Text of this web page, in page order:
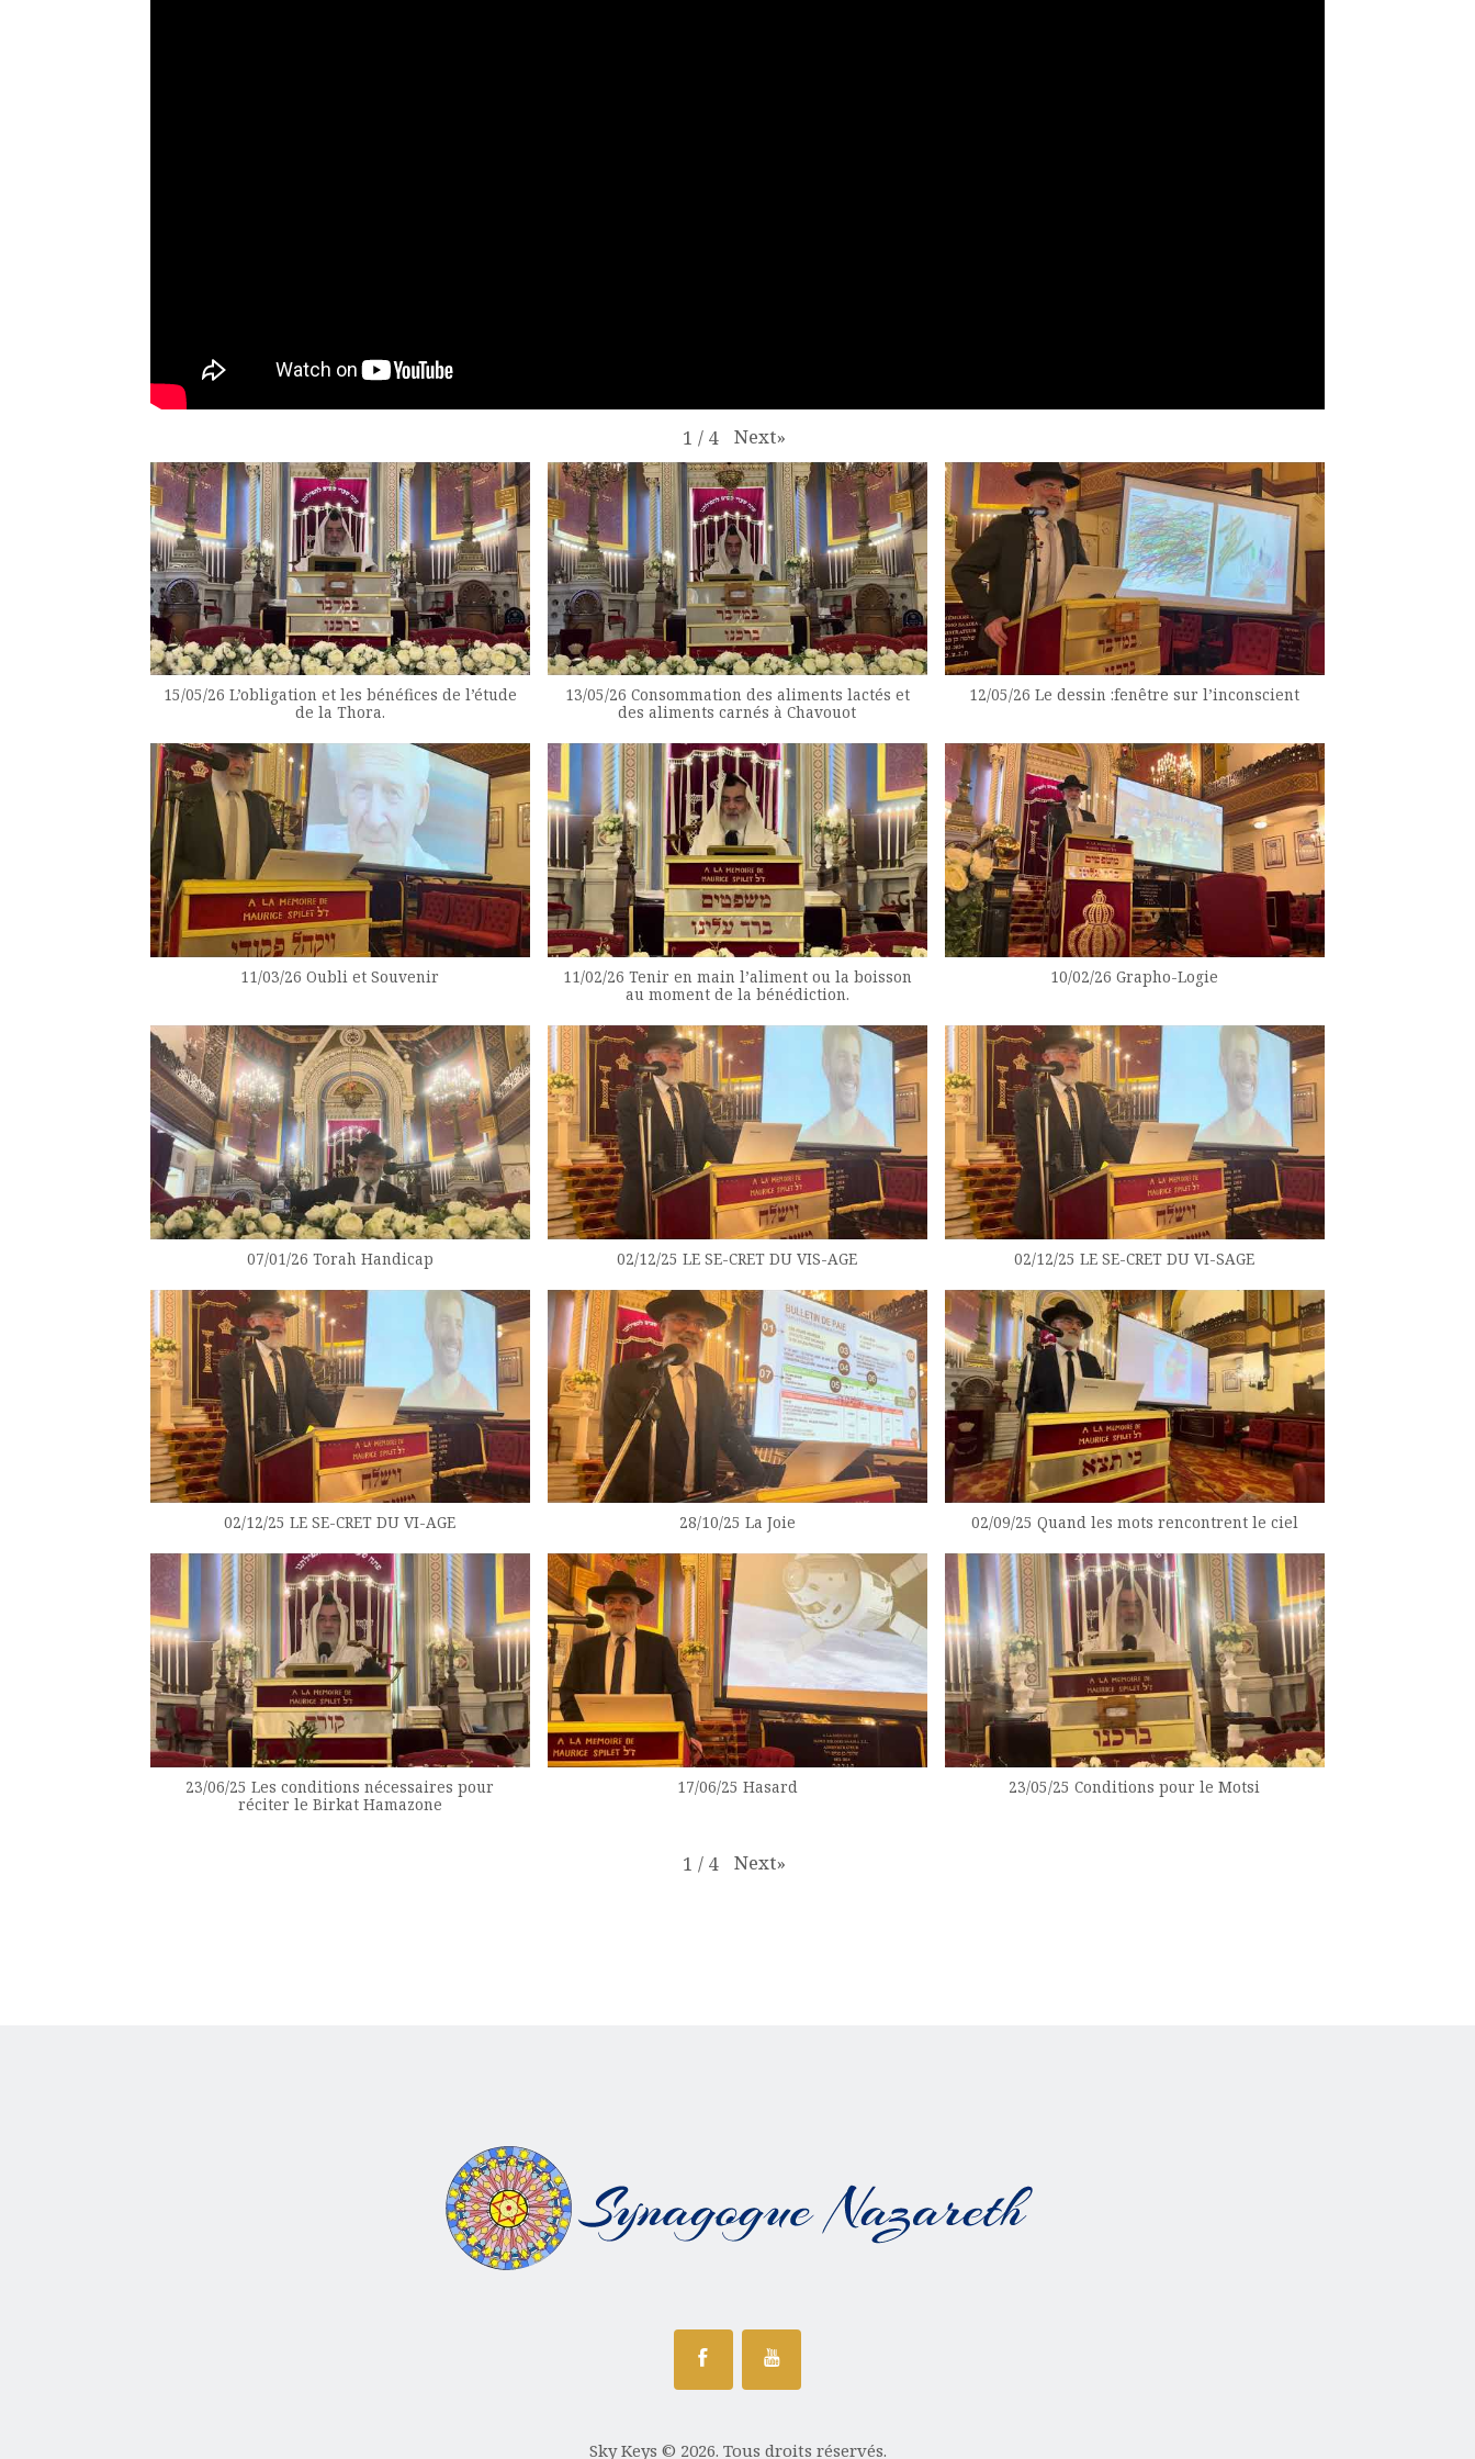
1 / 4 Next»
15/05/26 L’obligation et les bénéfices de l’étude
de la Thora.
13/05/26 Consommation des aliments lactés et
des aliments carnés à Chavouot
12/05/26 Le dessin :fenêtre sur l’inconscient
11/03/26 Oubli et Souvenir
11/02/26 Tenir en main l’aliment ou la boisson
au moment de la bénédiction.
10/02/26 Grapho-Logie
07/01/26 Torah Handicap 02/12/25 LE SE-CRET DU VIS-AGE 02/12/25 LE SE-CRET DU VI-SAGE
02/12/25 LE SE-CRET DU VI-AGE 28/10/25 La Joie 02/09/25 Quand les mots rencontrent le ciel
23/06/25 Les conditions nécessaires pour
réciter le Birkat Hamazone
17/06/25 Hasard 23/05/25 Conditions pour le Motsi
1 / 4 Next»
Sky Keys © 2026. Tous droits réservés.